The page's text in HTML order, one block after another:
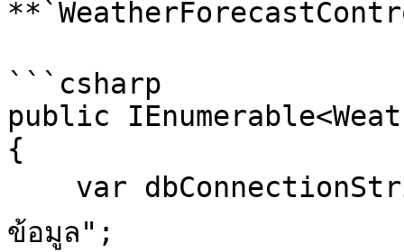
```csharp
public
{
ข้อมูล";